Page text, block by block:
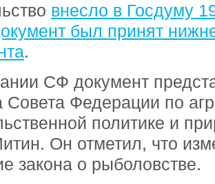
внесло в Госдуму
был принят
.
СФ документ
Совета Федерации по
политике и
Он отметил, что
закона о рыболовстве.